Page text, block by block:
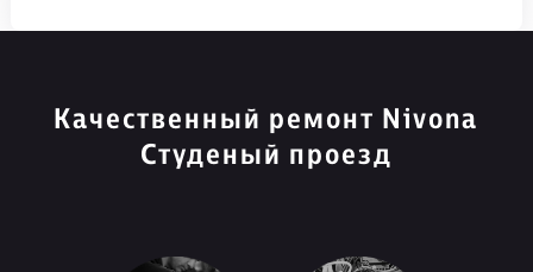
Качественный ремонт Nivona
Студеный проезд